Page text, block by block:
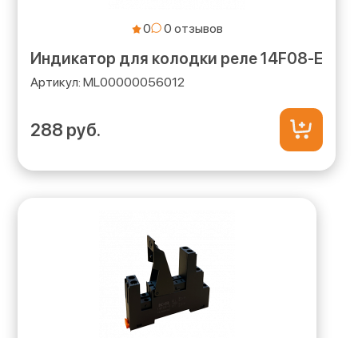
0
Индикатор для колодки реле 14F08-E
ML00000056012
288 руб.